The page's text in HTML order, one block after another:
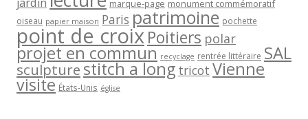
marque-page monument commémoratif
oiseau papier maison Paris patrimoine pochette
point de croixPoitiers polar
projet en commun recyclage rentrée littéraire SAL
sculpturestitch a long tricot Vienne
visite États-Unis église